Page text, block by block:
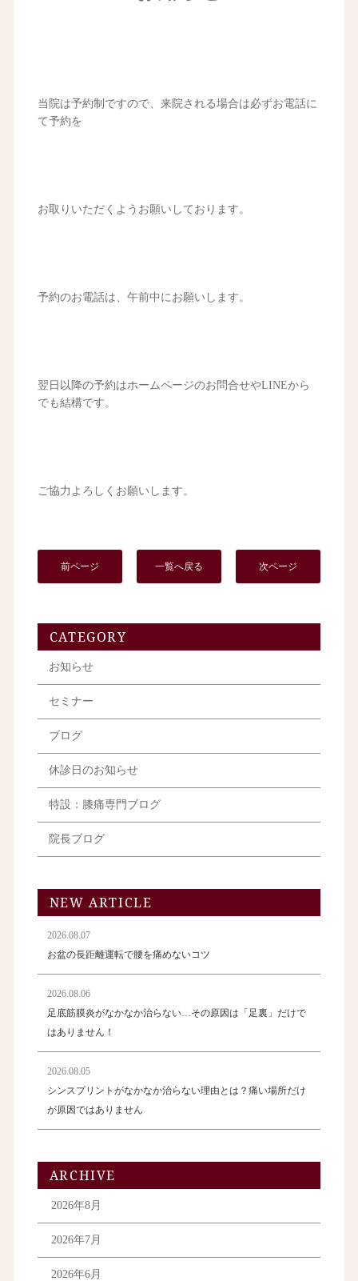
当院は予約制ですので、来院される場合は必ずお電話に
て予約を
お取りいただくようお願いしております。
予約のお電話は、午前中にお願いします。
翌日以降の予約はホームページのお問合せやLINEから
でも結構です。
ご協力よろしくお願いします。
前ページ 一覧へ戻る 次ページ
CATEGORY
お知らせ
セミナー
ブログ
休診日のお知らせ
特設：膝痛専門ブログ
院長ブログ
NEW ARTICLE
2026.08.07
お盆の長距離運転で腰を痛めないコツ
2026.08.06
足底筋膜炎がなかなか治らない…その原因は「足裏」だけで
はありません！
2026.08.05
シンスプリントがなかなか治らない理由とは？痛い場所だけ
が原因ではありません
ARCHIVE
2026年8月
2026年7月
2026年6月